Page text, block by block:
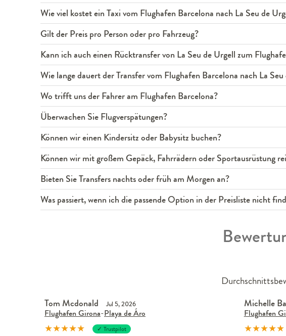
Wie viel kostet ein Taxi vom Flughafen Barcelona nach La Seu de
Gilt der Preis pro Person oder pro Fahrzeug?
Kann ich auch einen Rücktransfer von La Seu de Urgell zum
Wie lange dauert der Transfer vom Flughafen Barcelona nach La
Wo trifft uns der Fahrer am Flughafen Barcelona?
Überwachen Sie Flugverspätungen?
Können wir einen Kindersitz oder Babysitz buchen?
Können wir mit großem Gepäck, Fahrrädern oder Sportausrüstung
Bieten Sie Transfers nachts oder früh am Morgen an?
Was passiert, wenn ich die passende Option in der Preisliste nicht
Tom Mcdonald Jul 5, 2026
Flughafen Girona-Playa de Áro
★★★★★ ✓ Trustpilot
Michelle
Flughafen
★★★★★